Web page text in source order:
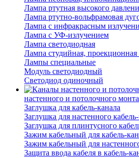
Лампа ртутная высокого
Лампа ртутно-вольфрамовая
Лампа с инфракрасным
Лампа с УФ-излучением
Лампа светодиодная
Лампа студийная,
Лампы специальные
Модуль светодиодный
Светодиод одиночный
настенного и потолочного
Заглушка для кабель-канала
Заглушка для настенного
Заглушка для плинтусного
Зажим кабельный для кабель-
Зажим кабельный для
Защита ввода кабеля в кабель-